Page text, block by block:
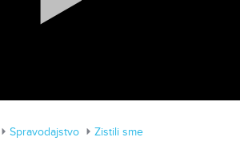
Spravodajstvo
Zistili sme